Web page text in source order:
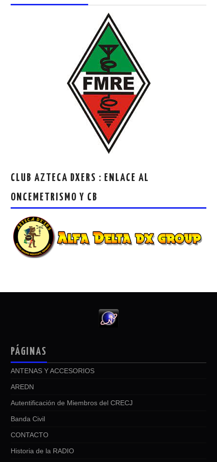
CLUB AZTECA DXERS : ENLACE AL
ONCEMETRISMO Y CB
PÁGINAS
ANTENAS Y ACCESORIOS
AREDN
Autentificación de Miembros del CRECJ
Banda Civil
CONTACTO
Historia de la RADIO